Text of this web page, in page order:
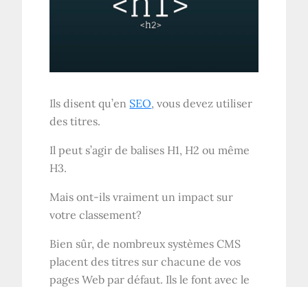
Ils disent qu’en SEO, vous devez utiliser
des titres.
Il peut s’agir de balises H1, H2 ou même
H3.
Mais ont-ils vraiment un impact sur
votre classement?
Bien sûr, de nombreux systèmes CMS
placent des titres sur chacune de vos
pages Web par défaut. Ils le font avec le